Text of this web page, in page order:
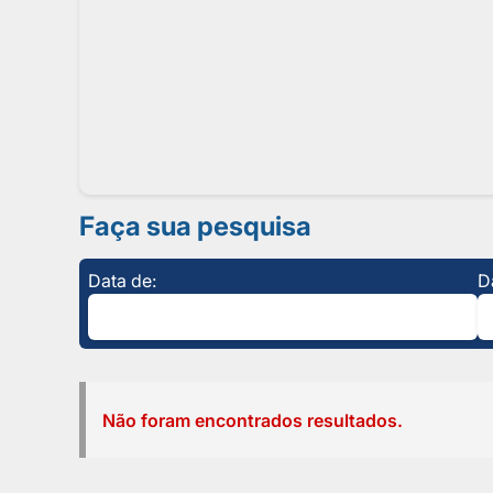
Faça sua pesquisa
Data de:
Não foram encontrados resultados.